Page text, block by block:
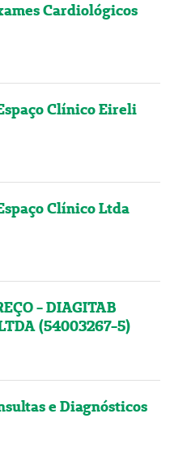
Cardiológicos
Clínico Eireli
Clínico Ltda
- DIAGITAB
(54003267-5)
e Diagnósticos